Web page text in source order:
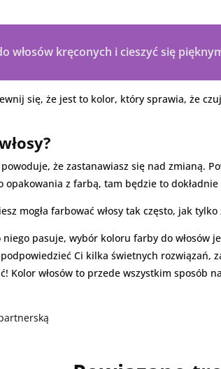
włosów kręconych i cieszyć się
się, że jest to kolor, który sprawia, że
że zastanawiasz się nad zmianą.
opakowania z farbą, tam będzie to
mogła farbować włosy tak często, jak
pasuje, wybór koloru farby do włosów
Ci kilka świetnych rozwiązań,
Kolor włosów to przede wszystkim sposób